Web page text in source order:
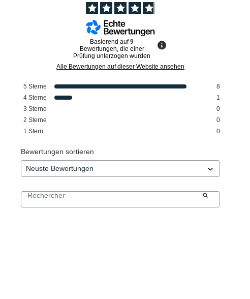
Basierend auf9
Bewertungen, die einer
Prüfung unterzogen wurden
Alle Bewertungen auf dieser Website ansehen
5 Sterne
8
4 Sterne
1
3 Sterne
0
2 Sterne
0
1 Stern 0
Bewertungen sortieren